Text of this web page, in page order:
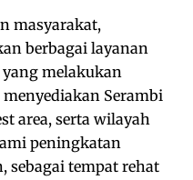
masyarakat,
berbagai layanan
melakukan
Serambi
area, serta wilayah
peningkatan
sebagai tempat rehat